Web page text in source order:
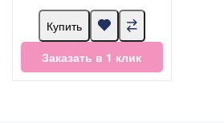
Купить
Заказать в 1 клик